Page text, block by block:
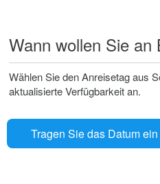
Wann wollen Sie an
Wählen Sie den Anreisetag aus
aktualisierte Verfügbarkeit an.
Tragen Sie das Datum ein